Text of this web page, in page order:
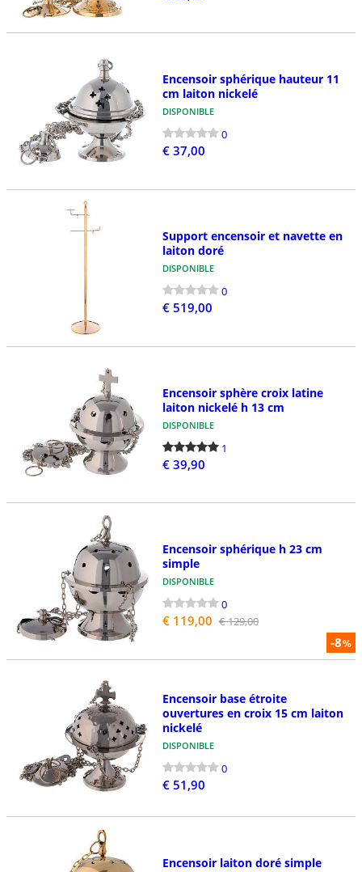
Encensoir sphérique hauteur 11
cm laiton nickelé
DISPONIBLE
0
€ 37,00
Support encensoir et navette en
laiton doré
DISPONIBLE
0
€ 519,00
Encensoir sphère croix latine
laiton nickelé h 13 cm
DISPONIBLE
1
€ 39,90
-8%
Encensoir sphérique h 23 cm
simple
DISPONIBLE
0
€ 119,00 € 129,00
Encensoir base étroite
ouvertures en croix 15 cm laiton
nickelé
DISPONIBLE
0
€ 51,90
Encensoir laiton doré simple